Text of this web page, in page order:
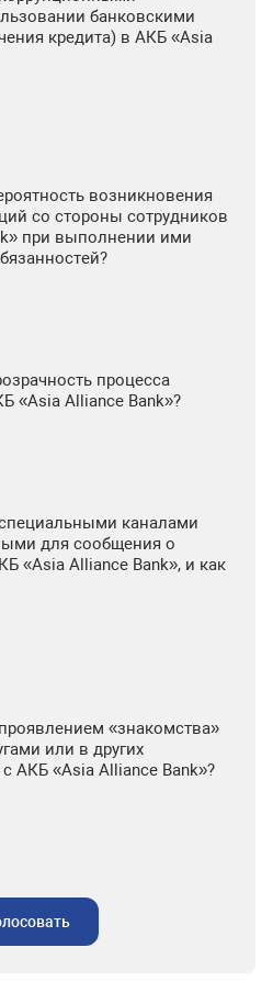
банковскими
кредита) в АКБ «Asia
возникновения
со стороны сотрудников
при выполнении ими
процесса
«Asia Alliance Bank»?
каналами
для сообщения о
«Asia Alliance Bank», и как
«знакомства»
или в других
АКБ «Asia Alliance Bank»?